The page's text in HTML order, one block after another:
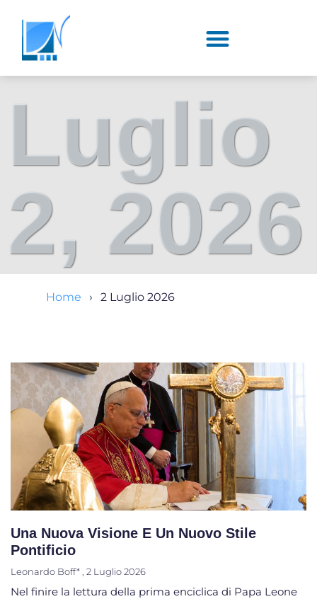
Luglio
2, 2026
Home 2 Luglio 2026
Una Nuova Visione E Un Nuovo Stile
Pontificio
Leonardo Boff* 2 Luglio 2026
Nel finire la lettura della prima enciclica di Papa Leone